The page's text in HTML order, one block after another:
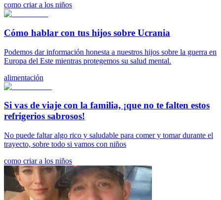
como criar a los niños
Cómo hablar con tus hijos sobre Ucrania
Podemos dar información honesta a nuestros hijos sobre la guerra en
Europa del Este mientras protegemos su salud mental.
alimentación
Si vas de viaje con la familia, ¡que no te falten estos
refrigerios sabrosos!
No puede faltar algo rico y saludable para comer y tomar durante el
trayecto, sobre todo si vamos con niños
como criar a los niños